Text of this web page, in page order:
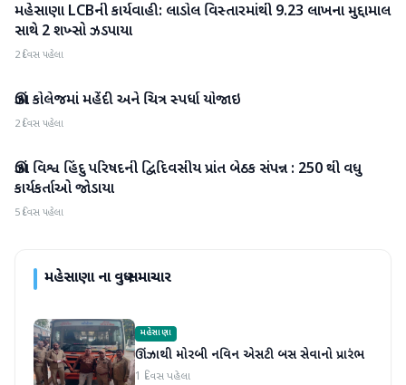
મહેસાણા
મહેસાણા LCBની કાર્યવાહી: લાડોલ વિસ્તારમાંથી 9.23 લાખના મુદ્દામાલ
સાથે 2 શખ્સો ઝડપાયા
2 દિવસ પહેલા
મહેસાણા
ઊંઝા કોલેજમાં મહેંદી અને ચિત્ર સ્પર્ધા યોજાઇ
2 દિવસ પહેલા
મહેસાણા
ઊંઝા વિશ્વ હિંદુ પરિષદની દ્વિદિવસીય પ્રાંત બેઠક સંપન્ન : 250 થી વધુ
કાર્યકર્તાઓ જોડાયા
5 દિવસ પહેલા
મહેસાણાના વધુ સમાચાર
મહેસાણા
ઊંઝાથી મોરબી નવિન એસટી બસ સેવાનો પ્રારંભ
1 દિવસ પહેલા